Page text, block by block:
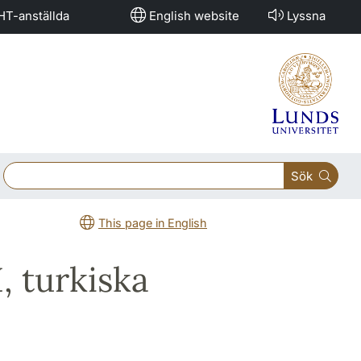
anställda English website Lyssna
Sök
This page in English
turkiska